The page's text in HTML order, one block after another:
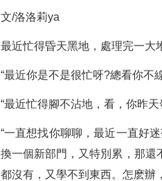
文/洛洛莉ya
最近忙得昏天黑地，處理完一大
“最近你是不是很忙呀?總看你不
“最近忙得腳不沾地，看，你昨
“一直想找你聊聊，最近一直好
換一個新部門，又特別累，那還
都沒有，又學不到東西。怎麽辦